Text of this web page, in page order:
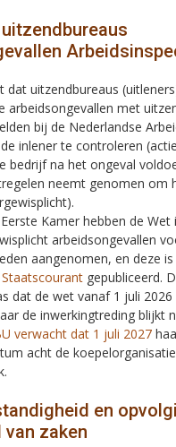
dat uitzendbureaus
arbeidsongevallen met
bij de Nederlandse
inlener te controleren
bedrijf na het ongeval
neemt genomen om
Kamer hebben de Wet
arbeidsongevallen
aangenomen, en deze is
gepubliceerd.
dat de wet vanaf 1 juli
de inwerkingtreding blijkt
verwacht dat 1 juli 2027
acht de koepelorganisatie
en
van zaken